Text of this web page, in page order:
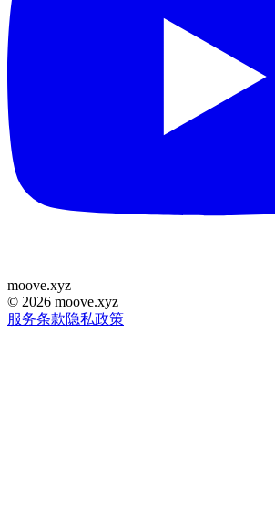
moove.xyz
© 2026 moove.xyz
服务条款隐私政策